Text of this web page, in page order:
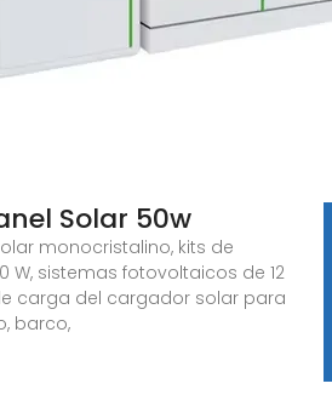
Solar 50w
monocristalino, kits de
W, sistemas fotovoltaicos de 12
carga del cargador solar para
barco,